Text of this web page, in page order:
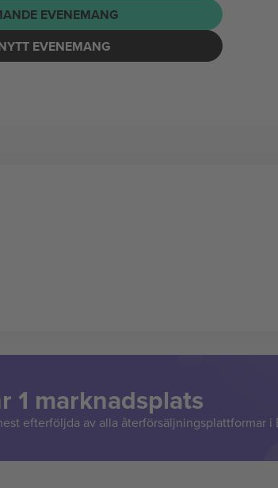
EVENEMANG
EVENEMANG
1 marknadsplats
efterföljda av alla återförsäljningsplattformar i